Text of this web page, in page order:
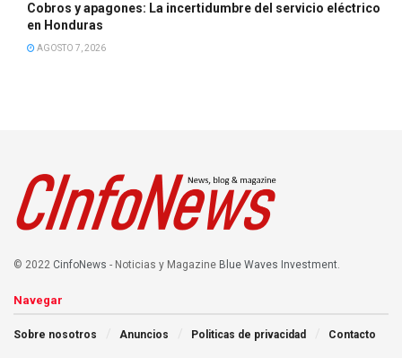
Cobros y apagones: La incertidumbre del servicio eléctrico
en Honduras
AGOSTO 7, 2026
© 2022 CinfoNews - Noticias y Magazine Blue Waves Investment.
Navegar
Sobre nosotros Anuncios Politicas de privacidad Contacto